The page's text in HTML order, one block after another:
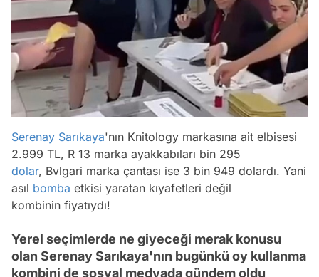
Serenay Sarıkaya'nın Knitology markasına ait elbisesi
2.999 TL, R 13 marka ayakkabıları bin 295
dolar, Bvlgari marka çantası ise 3 bin 949 dolardı. Yani
asıl bomba etkisi yaratan kıyafetleri değil
kombinin fiyatıydı!
Yerel seçimlerde ne giyeceği merak konusu
olan Serenay Sarıkaya'nın bugünkü oy kullanma
kombini de sosyal medyada gündem oldu